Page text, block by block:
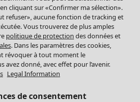
cliquant sur «Confirmer ma sélection».
refuser», aucune fonction de tracking et
Vous trouverez de plus amples
politique de protection des données et
. Dans les paramètres des cookies,
révoquer à tout moment le
avez donné, avec effet pour l’avenir.
Legal Information
de consentement